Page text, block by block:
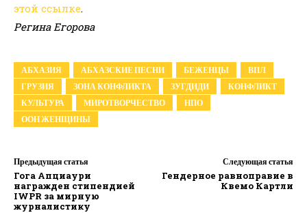
этой ссылке.
Регина Егорова
АБХАЗИЯ АБХАЗСКИЕ ПЕСНИ БЕЖЕНЦЫ
ВПЛ
ГРУЗИЯ
ЗОНА КОНФЛИКТА ЗУГДИДИ
КОНФЛИКТ
КУЛЬТУРА
МИРОТВОРЧЕСТВО
НПО
ООН ЖЕНЩИНЫ
Предыдущая статья
Гога Апциаури
награжден стипендией
IWPR за мирную
журналистику
Следующая статья
Гендерное равноправие в
Квемо Картли